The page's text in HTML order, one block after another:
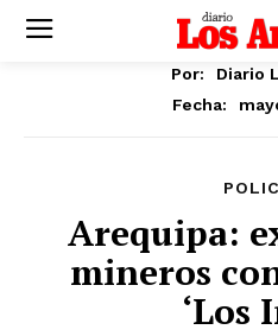
Por:
Diario
Fecha:
Arequipa:
mineros
‘Los